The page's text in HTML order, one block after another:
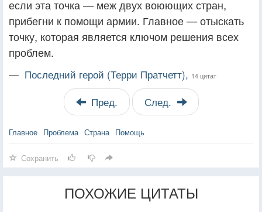
если эта точка — меж двух воюющих стран,
прибегни к помощи армии. Главное — отыскать
точку, которая является ключом решения всех
проблем.
— Последний герой (Терри Пратчетт), 14 цитат
Пред. След.
Главное Проблема Страна Помощь
Сохранить
ПОХОЖИЕ ЦИТАТЫ